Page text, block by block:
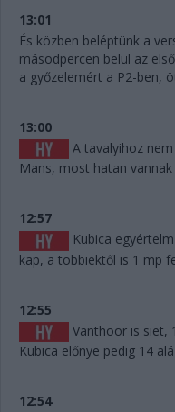
13:01
És közben beléptünk a
másodpercen belül az
a győzelemért a P2-ben,
13:00
A tavalyihoz
Mans, most hatan
12:57
Kubica
kap, a többiektől is 1 mp
12:55
Vanthoor is siet,
Kubica előnye pedig 14
12:54